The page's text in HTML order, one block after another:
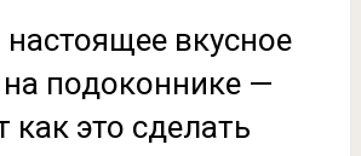
вкусное
подоконнике —
как это сделать